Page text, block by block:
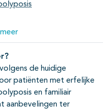
middels
29-09-2025
de huidige
patiënten met erfelijke
en familiair
aanbevelingen ter